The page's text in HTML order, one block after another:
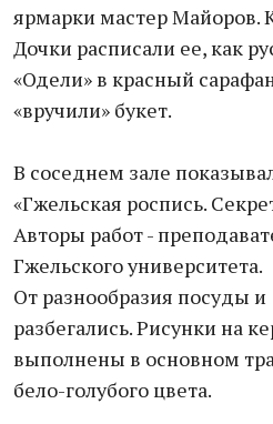
ярмарки мастер Майоров.
Дочки расписали ее, как
«Одели» в красный
«вручили» букет.
В соседнем зале
«Гжельская роспись.
Авторы работ -
Гжельского университета.
От разнообразия посуды и
разбегались. Рисунки на
выполнены в основном
бело-голубого цвета.